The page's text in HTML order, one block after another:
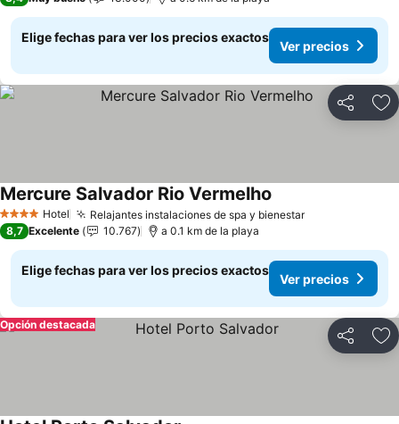
Elige fechas para ver los precios exactos
Ver precios
Compartir
4 EstrellasHotel Relajantes instalaciones de spa y bienestar
Mercure Salvador Rio Vermelho
8,7 Excelente 10.767 a 0.1 km de la playa
Elige fechas para ver los precios exactos
Ver precios
Compartir
Opción destacada